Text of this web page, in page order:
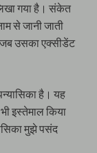
गया है। संकेत
से जानी जाती
उसका एक्सीडेंट
है। यह
इस्तेमाल किया
मुझे पसंद